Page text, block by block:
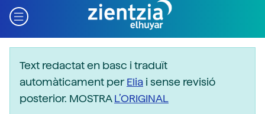
Text redactat en basc i traduït
automàticament perElia i sense revisió
posterior. MOSTRAL’ORIGINAL